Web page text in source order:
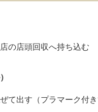
の店頭回収へ持ち込む
て出す（プラマーク付き